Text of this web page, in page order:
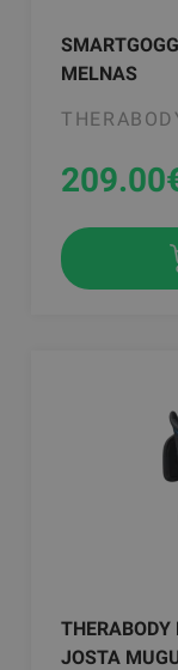
MELNAS
209.00
THERABODY
JOSTA